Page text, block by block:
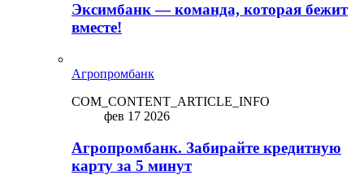
Эксимбанк — команда, которая бежит
вместе!
Агропромбанк
COM_CONTENT_ARTICLE_INFO
фев 17 2026
Агропромбанк. Забирайте кредитную
карту за 5 минут